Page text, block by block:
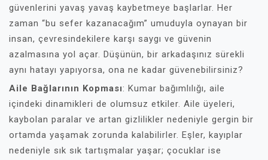
güvenlerini yavaş yavaş kaybetmeye başlarlar. Her
zaman “bu sefer kazanacağım” umuduyla oynayan bir
insan, çevresindekilere karşı saygı ve güvenin
azalmasına yol açar. Düşünün, bir arkadaşınız sürekli
aynı hatayı yapıyorsa, ona ne kadar güvenebilirsiniz?
Aile Bağlarının Kopması: Kumar bağımlılığı, aile
içindeki dinamikleri de olumsuz etkiler. Aile üyeleri,
kaybolan paralar ve artan gizlilikler nedeniyle gergin bir
ortamda yaşamak zorunda kalabilirler. Eşler, kayıplar
nedeniyle sık sık tartışmalar yaşar; çocuklar ise